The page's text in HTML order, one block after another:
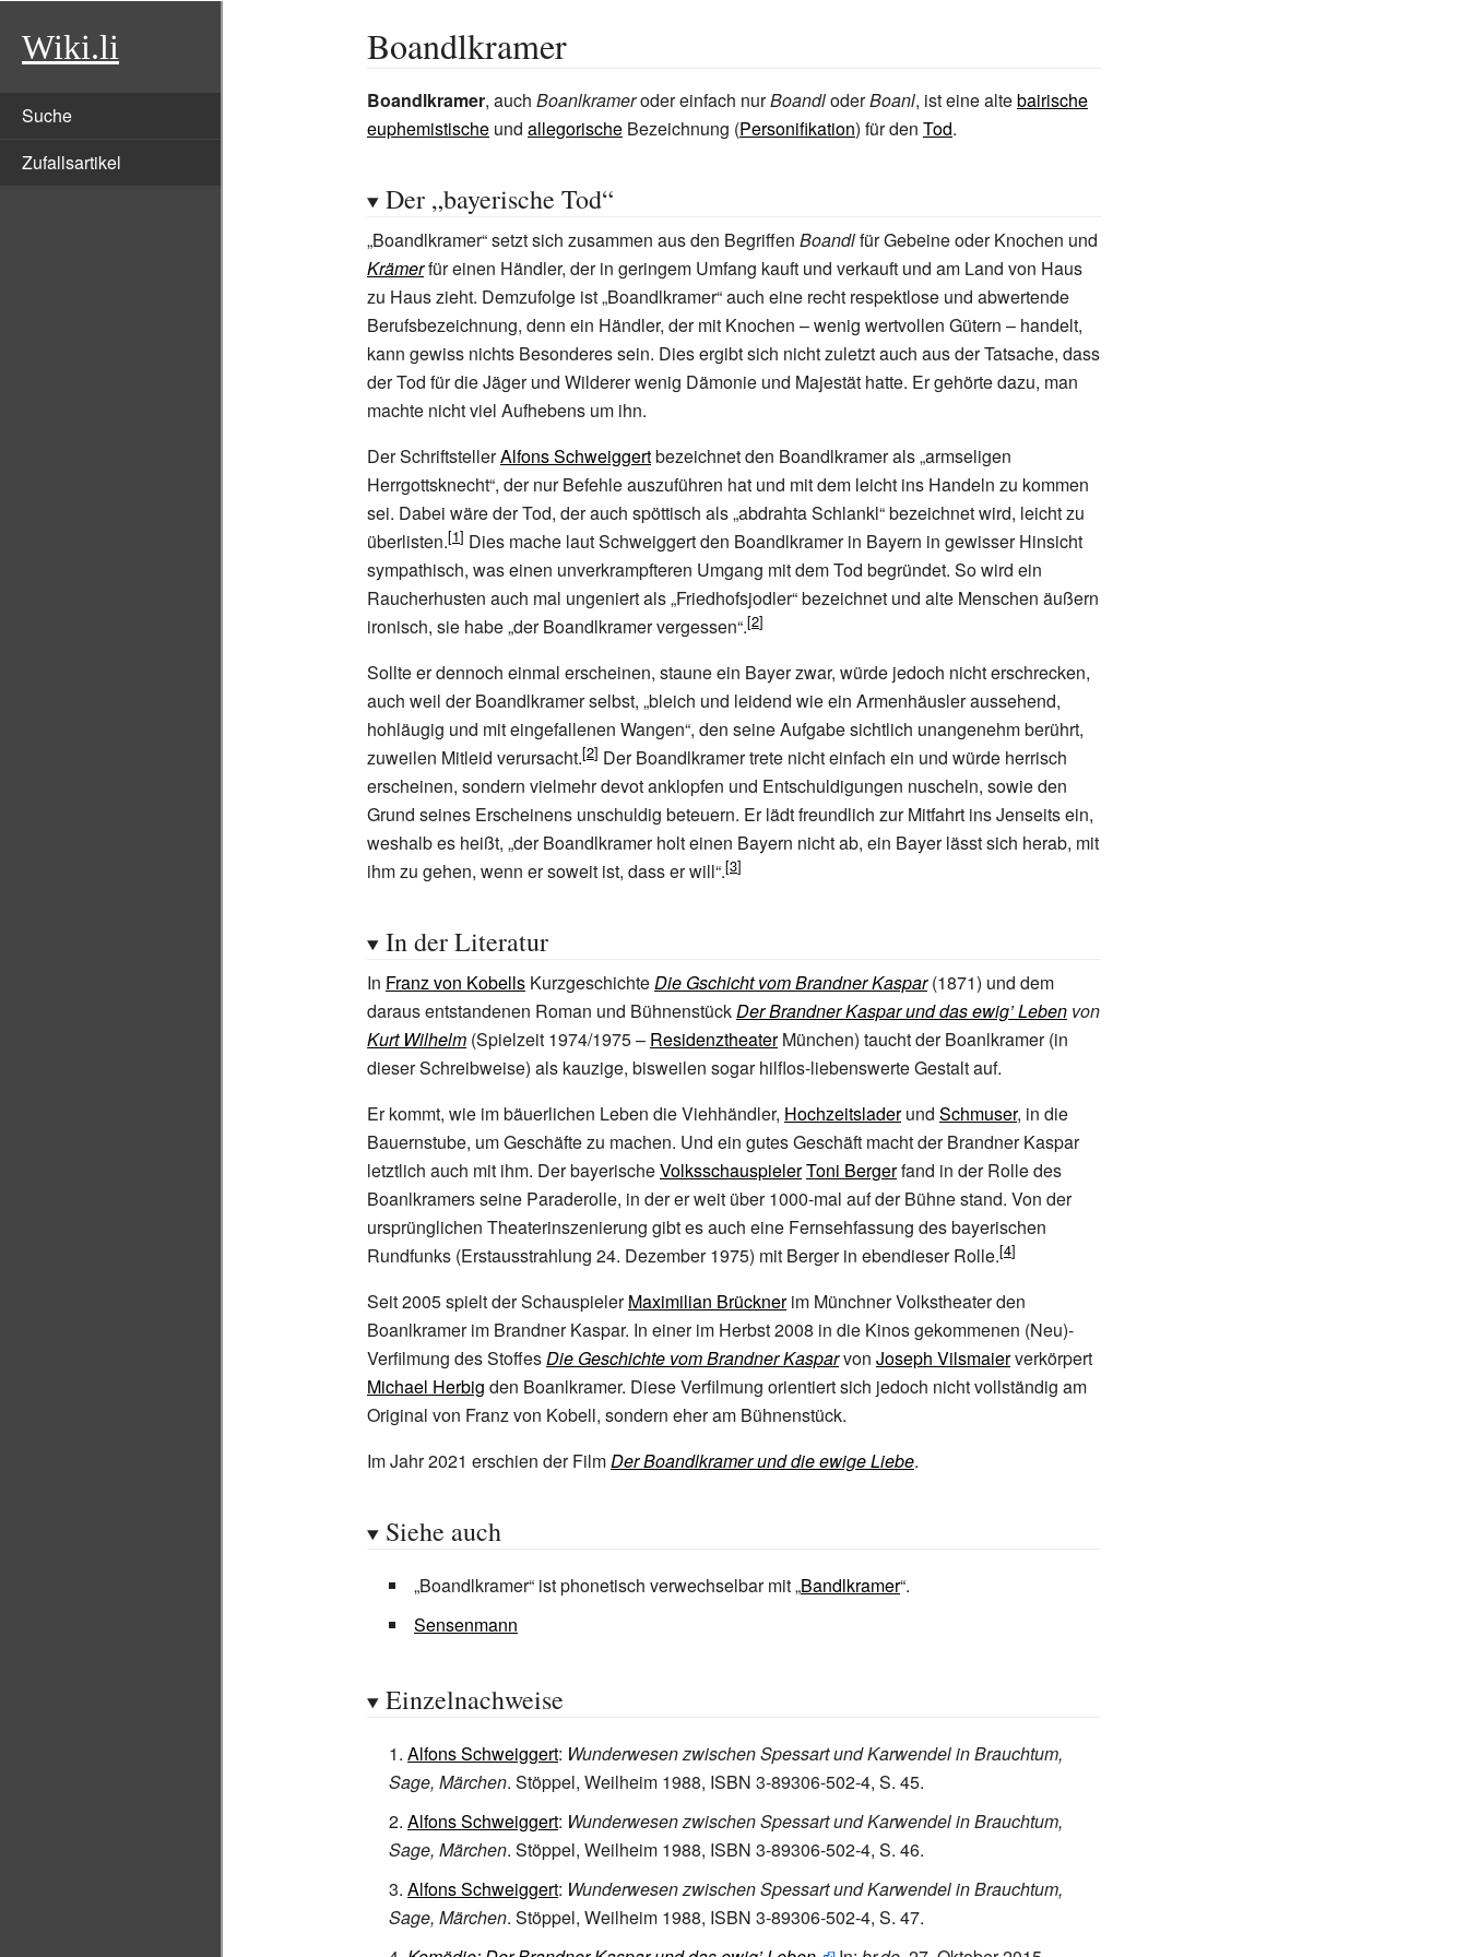
Wiki.li
Suche
Zufallsartikel
Boandlkramer
Boandlkramer, auch Boanlkrameroder einfach nurBoandloderBoanl, ist eine altebairische
euphemistische und allegorische Bezeichnung (Personifikation) für den Tod.
Der „bayerische Tod“
„Boandlkramer“ setzt sich zusammen aus den Begriffen Boandlfür Gebeine oder Knochen und
Krämerfür einen Händler, der in geringem Umfang kauft und verkauft und am Land von Haus
zu Haus zieht. Demzufolge ist „Boandlkramer“ auch eine recht respektlose und abwertende
Berufsbezeichnung, denn ein Händler, der mit Knochen – wenig wertvollen Gütern – handelt,
kann gewiss nichts Besonderes sein. Dies ergibt sich nicht zuletzt auch aus der Tatsache, dass
der Tod für die Jäger und Wilderer wenig Dämonie und Majestät hatte. Er gehörte dazu, man
machte nicht viel Aufhebens um ihn.
Der SchriftstellerAlfons Schweiggertbezeichnet den Boandlkramer als „armseligen
Herrgottsknecht“, der nur Befehle auszuführen hat und mit dem leicht ins Handeln zu kommen
sei. Dabei wäre der Tod, der auch spöttisch als „abdrahta Schlankl“ bezeichnet wird, leicht zu
überlisten.
Dies mache laut Schweiggert den Boandlkramer in Bayern in gewisser Hinsicht
sympathisch, was einen unverkrampfteren Umgang mit dem Tod begründet. So wird ein
Raucherhusten auch mal ungeniert als „Friedhofsjodler“ bezeichnet und alte Menschen äußern
ironisch, sie habe „der Boandlkramer vergessen“.
Sollte er dennoch einmal erscheinen, staune ein Bayer zwar, würde jedoch nicht erschrecken,
auch weil der Boandlkramer selbst, „bleich und leidend wie ein Armenhäusler aussehend,
hohläugig und mit eingefallenen Wangen“, den seine Aufgabe sichtlich unangenehm berührt,
zuweilen Mitleid verursacht.
Der Boandlkramer trete nicht einfach ein und würde herrisch
erscheinen, sondern vielmehr devot anklopfen und Entschuldigungen nuscheln, sowie den
Grund seines Erscheinens unschuldig beteuern. Er lädt freundlich zur Mitfahrt ins Jenseits ein,
weshalb es heißt, „der Boandlkramer holt einen Bayern nicht ab, ein Bayer lässt sich herab, mit
ihm zu gehen, wenn er soweit ist, dass er will“.
In der Literatur
In Franz von Kobells KurzgeschichteDie Gschicht vom Brandner Kaspar(1871) und dem
daraus entstandenen Roman und BühnenstückDer Brandner Kaspar und das ewig’ Leben von
Kurt Wilhelm (Spielzeit 1974/1975 – ResidenztheaterMünchen) taucht der Boanlkramer (in
dieser Schreibweise) als kauzige, bisweilen sogar hilflos-liebenswerte Gestalt auf.
Er kommt, wie im bäuerlichen Leben die Viehhändler, Hochzeitsladerund Schmuser, in die
Bauernstube, um Geschäfte zu machen. Und ein gutes Geschäft macht der Brandner Kaspar
letztlich auch mit ihm. Der bayerischeVolksschauspielerToni Bergerfand in der Rolle des
Boanlkramers seine Paraderolle, in der er weit über 1000-mal auf der Bühne stand. Von der
ursprünglichen Theaterinszenierung gibt es auch eine Fernsehfassung des bayerischen
Rundfunks (Erstausstrahlung 24. Dezember 1975) mit Berger in ebendieser Rolle.
Seit 2005 spielt der SchauspielerMaximilian Brücknerim Münchner Volkstheater den
Boanlkramer im Brandner Kaspar. In einer im Herbst 2008 in die Kinos gekommenen (Neu)-
Verfilmung des StoffesDie Geschichte vom Brandner Kasparvon Joseph Vilsmaierverkörpert
Michael Herbig den Boanlkramer. Diese Verfilmung orientiert sich jedoch nicht vollständig am
Original von Franz von Kobell, sondern eher am Bühnenstück.
Im Jahr 2021 erschien der FilmDer Boandlkramer und die ewige Liebe.
Siehe auch
„Boandlkramer“ ist phonetisch verwechselbar mit „Bandlkramer“.
Sensenmann
Einzelnachweise
Alfons Schweiggert: Wunderwesen zwischen Spessart und Karwendel in Brauchtum,
Sage, Märchen. Stöppel, Weilheim 1988, ISBN 3-89306-502-4, S. 45.
Alfons Schweiggert: Wunderwesen zwischen Spessart und Karwendel in Brauchtum,
Sage, Märchen. Stöppel, Weilheim 1988, ISBN 3-89306-502-4, S. 46.
Alfons Schweiggert: Wunderwesen zwischen Spessart und Karwendel in Brauchtum,
Sage, Märchen. Stöppel, Weilheim 1988, ISBN 3-89306-502-4, S. 47.